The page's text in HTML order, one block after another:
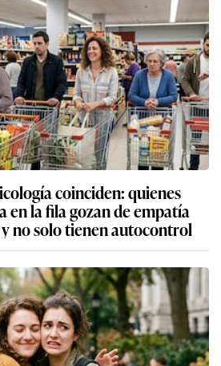
coinciden: quienes
en la fila gozan de empatía
no solo tienen autocontrol